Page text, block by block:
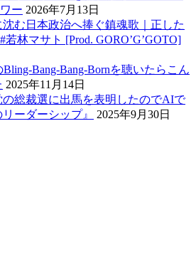
ー 2026年7月13日
沈む日本政治へ捧ぐ鎮魂歌｜正した
林マサト [Prod. GORO’G’GOTO]
Bling-Bang-Bang-Bornを聴いたらこん
2025年11月14日
総裁選に出馬を表明したのでAIで
ーダーシップ』
2025年9月30日